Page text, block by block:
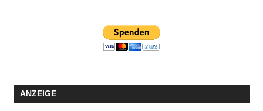
ANZEIGE